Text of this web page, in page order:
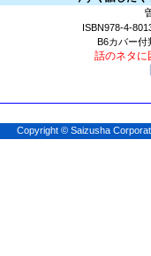
ISBN978-4-
B6カバー付
話のネタに
Copyright © Saizusha